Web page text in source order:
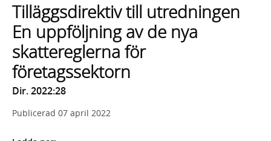
Tilläggsdirektiv till utredningen
En uppföljning av de nya
skattereglerna för
företagssektorn
Dir. 2022:28
Publicerad 07 april 2022